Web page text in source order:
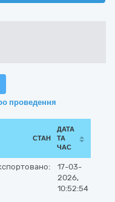
проведення
СТАН
ДАТА
ТА
ЧАС
17-03-
2026,
10:52:54